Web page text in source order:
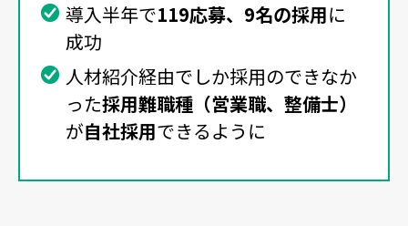
導入半年で119応募、9名の採用に
成功
人材紹介経由でしか採用のできなか
った採用難職種（営業職、整備士）
が自社採用できるように